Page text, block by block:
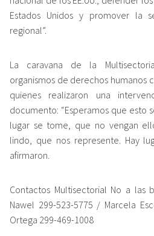
Estados Unidos y promover la
regional”.
La caravana de la
organismos de derechos humanos
quienes realizaron una
documento: “Esperamos que esto
lugar se tome, que no vengan
lindo, que nos represente. Hay
afirmaron.
Contactos Multisectorial No a las
Nawel 299-523-5775 / Marcela
Ortega 299-469-1008